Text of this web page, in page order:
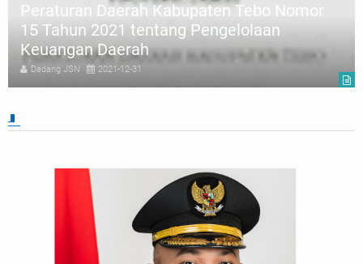
Peraturan Daerah Kabupaten Tebo Nomor
15 Tahun 2021 tentang Pengelolaan
Keuangan Daerah
Dadang JSN 2021-12-31